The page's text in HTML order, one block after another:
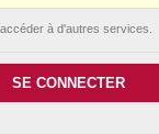
à d'autres services.